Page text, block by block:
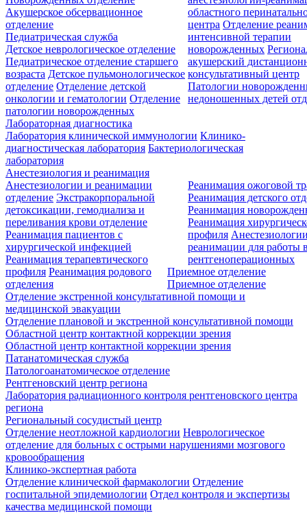
Акушерское обсервационное
отделение
областного
центра Отделение
интенсивной терапии
новорожденных
акушерский
консультативный центр
Патологии
недоношенных детей
Педиатрическая служба
Детское неврологическое отделение
Педиатрическое отделение старшего
возраста Детское пульмонологическое
отделение Отделение детской
онкологии и гематологии Отделение
патологии новорожденных
Лабораторная диагностика
Лаборатория клинической иммунологии Клинико-
диагностическая лаборатория Бактериологическая
лаборатория
Анестезиология и реанимация
Анестезиологии и реанимации
отделение Экстракорпоральной
детоксикации, гемодиализа и
переливания крови отделение
Реанимация пациентов с
хирургической инфекцией
Реанимация терапевтического
профиля Реанимация родового
отделения
Реанимация ожоговой
Реанимация детского
Реанимация
Реанимация
профиля
реанимации для работы
рентгеноперационных
Приемное отделение
Приемное отделение
Отделение экстренной консультативной помощи и
медицинской эвакуации
Отделение плановой и экстренной консультативной помощи
Областной центр контактной коррекции зрения
Областной центр контактной коррекции зрения
Патанатомическая служба
Патологоанатомическое отделение
Рентгеновский центр региона
Лаборатория радиационного контроля рентгеновского центра
региона
Региональный сосудистый центр
Отделение неотложной кардиологии Неврологическое
отделение для больных с острыми нарушениями мозгового
кровообращения
Клинико-экспертная работа
Отделение клинической фармакологии Отделение
госпитальной эпидемиологии Отдел контроля и экспертизы
качества медицинской помощи